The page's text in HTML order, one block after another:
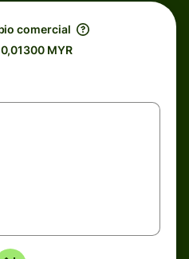
comercial
0,01300 MYR